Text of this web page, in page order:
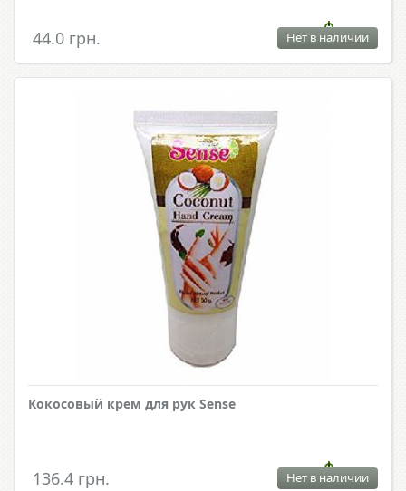
44.0 грн. Нет в наличии
Кокосовый крем для рук Sense
136.4 грн. Нет в наличии